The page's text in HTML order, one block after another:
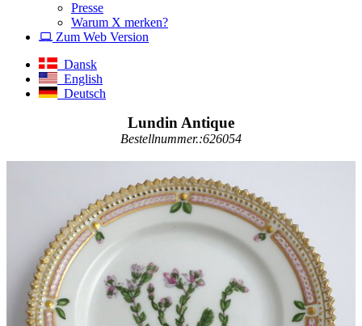
Presse
Warum X merken?
Zum Web Version
Dansk
English
Deutsch
Lundin Antique
Bestellnummer.:626054